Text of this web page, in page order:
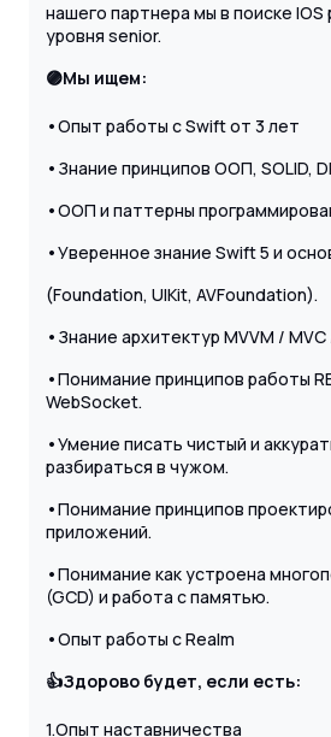
нашего партнера мы в поиске IOS
уровня senior.
🟣Мы ищем:
•Опыт работы с Swift от 3 лет
•Знание принципов ООП, SOLID,
•ООП и паттерны
•Уверенное знание Swift 5 и
(Foundation, UIKit, AVFoundation).
•Знание архитектур MVVM / MVC
•Понимание принципов работы
WebSocket.
•Умение писать чистый и
разбираться в чужом.
•Понимание принципов
приложений.
•Понимание как устроена
(GCD) и работа с памятью.
•Опыт работы с Realm
👍Здорово будет, если есть:
1.Опыт наставничества